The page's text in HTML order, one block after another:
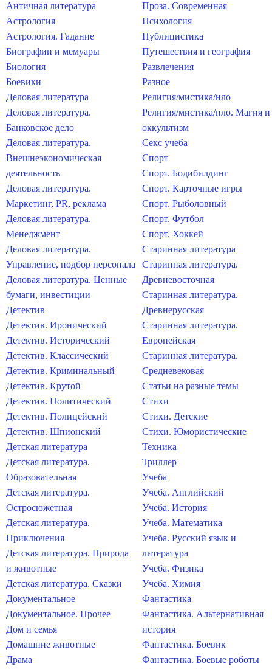
Античная литература
Астрология
Астрология. Гадание
Биографии и мемуары
Биология
Боевики
Деловая литература
Деловая литература.
Банковское дело
Деловая литература.
Внешнеэкономическая
деятельность
Деловая литература.
Маркетинг, PR, реклама
Деловая литература.
Менеджмент
Деловая литература.
Управление, подбор персонала
Деловая литература. Ценные
бумаги, инвестиции
Детектив
Детектив. Иронический
Детектив. Исторический
Детектив. Классический
Детектив. Криминальный
Детектив. Крутой
Детектив. Политический
Детектив. Полицейский
Детектив. Шпионский
Детская литература
Детская литература.
Образовательная
Детская литература.
Остросюжетная
Детская литература.
Приключения
Детская литература. Природа
и животные
Детская литература. Сказки
Документальное
Документальное. Прочее
Дом и семья
Домашние животные
Драма
Проза. Современная
Психология
Публицистика
Путешествия и география
Развлечения
Разное
Религия/мистика/нло
Религия/мистика/нло. Магия и
оккультизм
Секс учеба
Спорт
Спорт. Бодибилдинг
Спорт. Карточные игры
Спорт. Рыболовный
Спорт. Футбол
Спорт. Хоккей
Старинная литература
Старинная литература.
Древневосточная
Старинная литература.
Древнерусская
Старинная литература.
Европейская
Старинная литература.
Средневековая
Статьи на разные темы
Стихи
Стихи. Детские
Стихи. Юмористические
Техника
Триллер
Учеба
Учеба. Английский
Учеба. История
Учеба. Математика
Учеба. Русский язык и
литература
Учеба. Физика
Учеба. Химия
Фантастика
Фантастика. Альтернативная
история
Фантастика. Боевик
Фантастика. Боевые роботы